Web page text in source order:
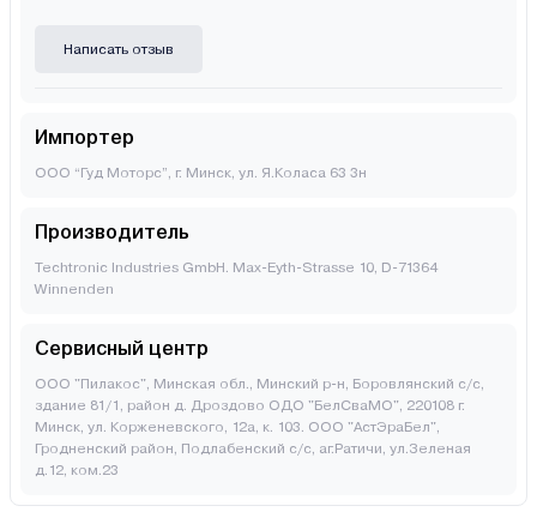
Написать отзыв
Импортер
ООО “Гуд Моторс”, г. Минск, ул. Я.Коласа 63 3н
Производитель
Techtronic Industries GmbH. Max-Eyth-Strasse 10, D-71364
Winnenden
Сервисный центр
ООО "Пилакос", Минская обл., Минский р-н, Боровлянский с/с,
здание 81/1, район д. Дроздово ОДО "БелСваМО", 220108 г.
Минск, ул. Корженевского, 12а, к. 103. ООО "АстЭраБел",
Гродненский район, Подлабенский с/с, аг.Ратичи, ул.Зеленая
д.12, ком.23